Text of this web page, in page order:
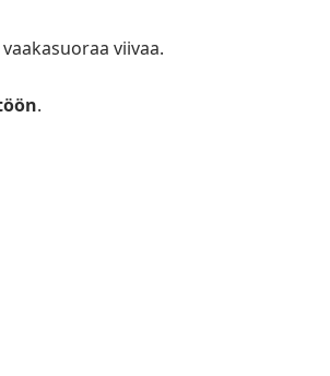
viivaa.
.